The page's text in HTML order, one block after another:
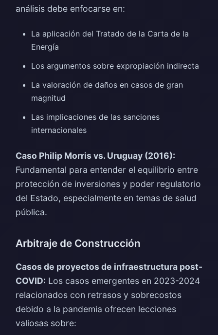
análisis debe enfocarse en:
La aplicación del Tratado de la Carta de la
Energía
Los argumentos sobre expropiación indirecta
La valoración de daños en casos de gran
magnitud
Las implicaciones de las sanciones
internacionales
Caso Philip Morris vs. Uruguay (2016):
Fundamental para entender el equilibrio entre
protección de inversiones y poder regulatorio
del Estado, especialmente en temas de salud
pública.
Arbitraje de Construcción
Casos de proyectos de infraestructura post-
COVID: Los casos emergentes en 2023-2024
relacionados con retrasos y sobrecostos
debido a la pandemia ofrecen lecciones
valiosas sobre: